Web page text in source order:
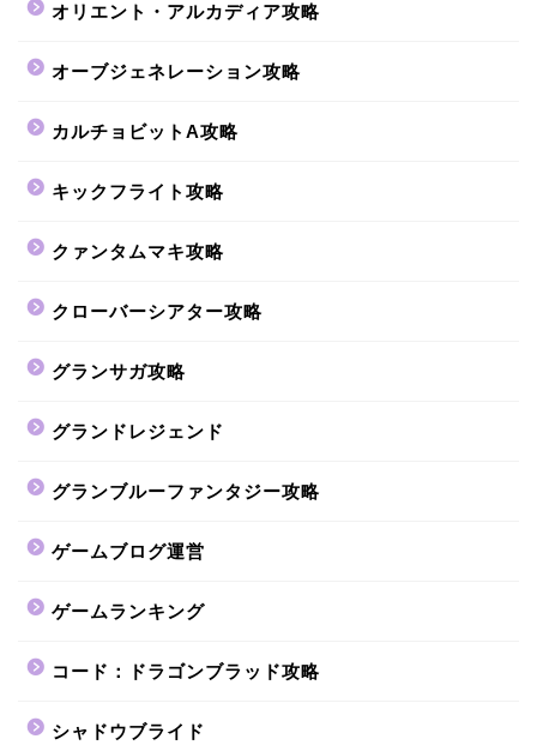
オリエント・アルカディア攻略
オーブジェネレーション攻略
カルチョビットA攻略
キックフライト攻略
クァンタムマキ攻略
クローバーシアター攻略
グランサガ攻略
グランドレジェンド
グランブルーファンタジー攻略
ゲームブログ運営
ゲームランキング
コード：ドラゴンブラッド攻略
シャドウブライド